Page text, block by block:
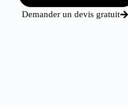
Demander un devis gratuit